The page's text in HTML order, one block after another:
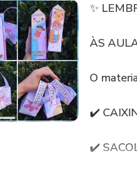
✨
ÀS
O
✔️
✔️